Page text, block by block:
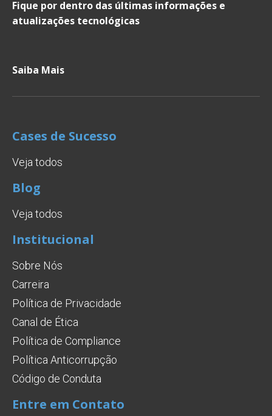
Fique por dentro das últimas informações e
atualizações tecnológicas
Saiba Mais
Cases de Sucesso
Veja todos
Blog
Veja todos
Institucional
Sobre Nós
Carreira
Política de Privacidade
Canal de Ética
Política de Compliance
Política Anticorrupção
Código de Conduta
Entre em Contato